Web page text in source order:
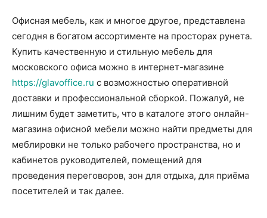
Офисная мебель, как и многое другое, представлена
сегодня в богатом ассортименте на просторах рунета.
Купить качественную и стильную мебель для
московского офиса можно в интернет-магазине
https://glavoffice.ru с возможностью оперативной
доставки и профессиональной сборкой. Пожалуй, не
лишним будет заметить, что в каталоге этого онлайн-
магазина офисной мебели можно найти предметы для
меблировки не только рабочего пространства, но и
кабинетов руководителей, помещений для
проведения переговоров, зон для отдыха, для приёма
посетителей и так далее.